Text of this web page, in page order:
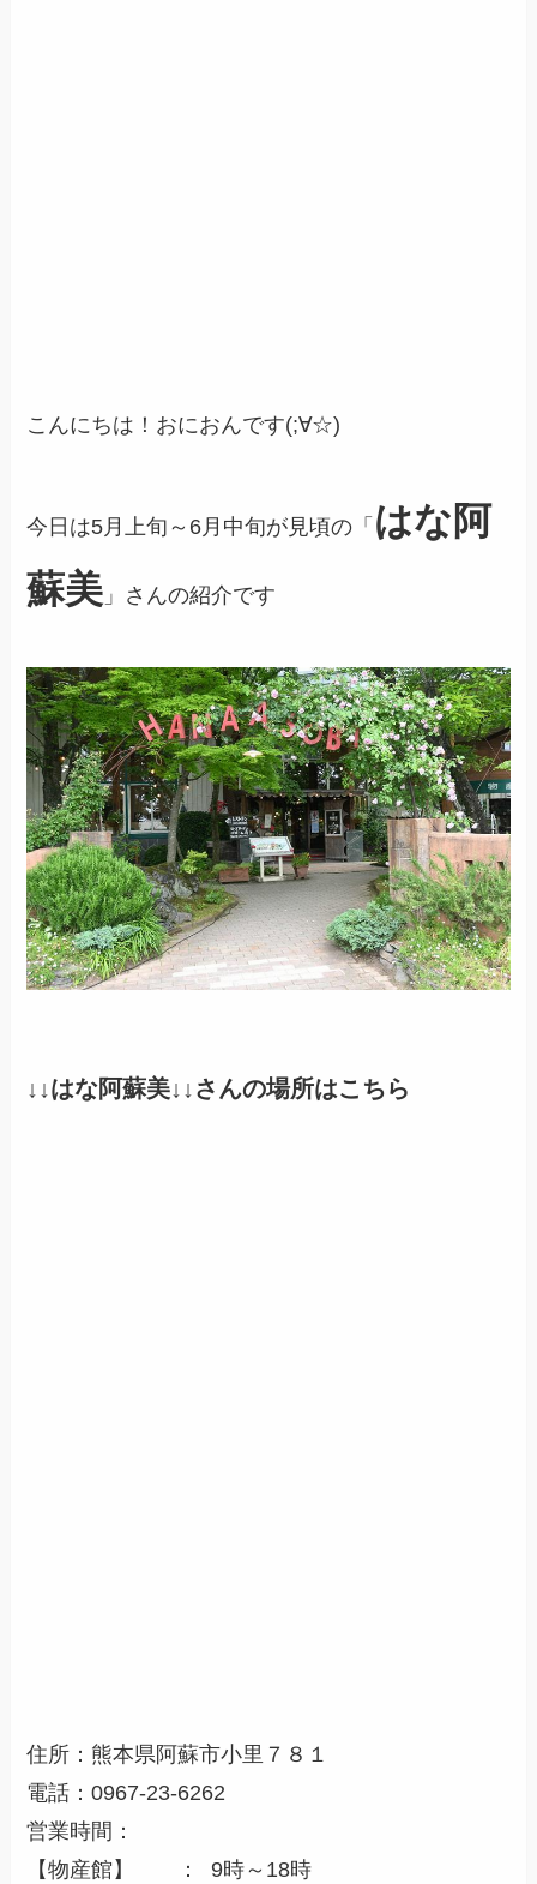
こんにちは！おにおんです(;∀☆)ゞ
今日は5月上旬～6月中旬が見頃の「 はな阿
蘇美 」さんの紹介です
↓↓はな阿蘇美↓↓さんの場所はこちら
住所：熊本県阿蘇市小里７８１
電話：0967-23-6262
営業時間：
【物産館】 ： 9時～18時